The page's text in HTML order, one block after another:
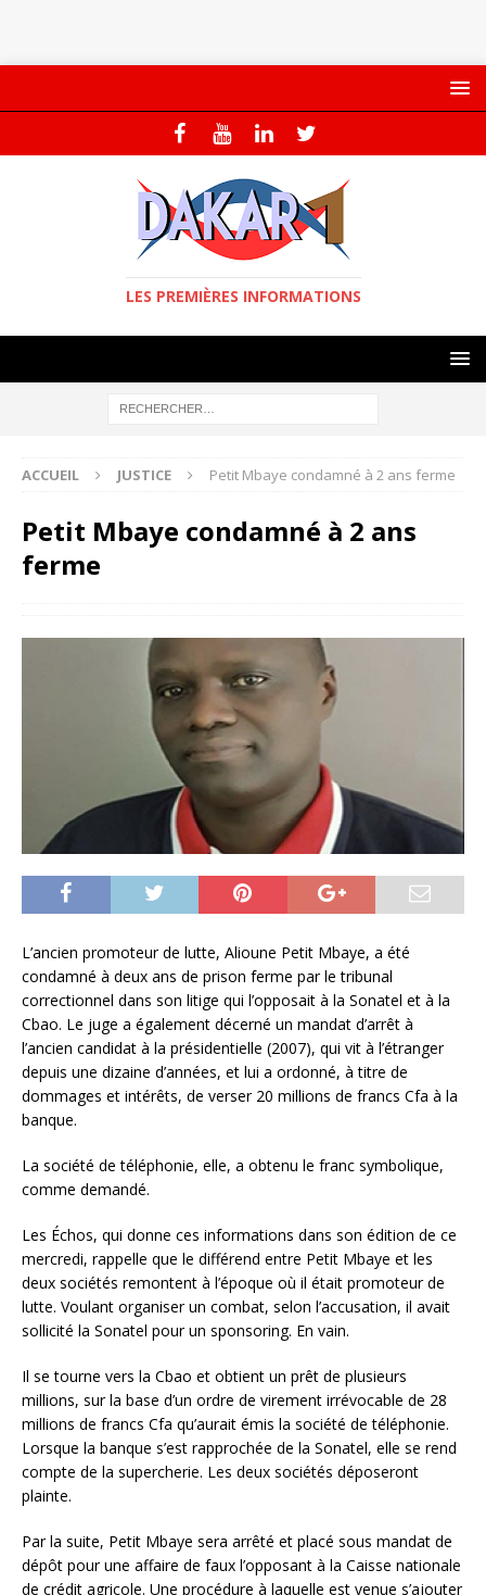
LES PREMIÈRES INFORMATIONS
ACCUEIL JUSTICE Petit Mbaye condamné à 2 ans ferme
Petit Mbaye condamné à 2 ans
ferme
L’ancien promoteur de lutte, Alioune Petit Mbaye, a été
condamné à deux ans de prison ferme par le tribunal
correctionnel dans son litige qui l’opposait à la Sonatel et à la
Cbao. Le juge a également décerné un mandat d’arrêt à
l’ancien candidat à la présidentielle (2007), qui vit à l’étranger
depuis une dizaine d’années, et lui a ordonné, à titre de
dommages et intérêts, de verser 20 millions de francs Cfa à la
banque.
La société de téléphonie, elle, a obtenu le franc symbolique,
comme demandé.
Les Échos, qui donne ces informations dans son édition de ce
mercredi, rappelle que le différend entre Petit Mbaye et les
deux sociétés remontent à l’époque où il était promoteur de
lutte. Voulant organiser un combat, selon l’accusation, il avait
sollicité la Sonatel pour un sponsoring. En vain.
Il se tourne vers la Cbao et obtient un prêt de plusieurs
millions, sur la base d’un ordre de virement irrévocable de 28
millions de francs Cfa qu’aurait émis la société de téléphonie.
Lorsque la banque s’est rapprochée de la Sonatel, elle se rend
compte de la supercherie. Les deux sociétés déposeront
plainte.
Par la suite, Petit Mbaye sera arrêté et placé sous mandat de
dépôt pour une affaire de faux l’opposant à la Caisse nationale
de crédit agricole. Une procédure à laquelle est venue s’ajouter